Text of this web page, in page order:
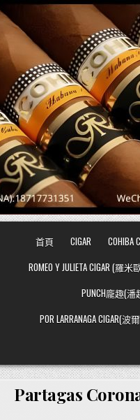
首頁 CIGAR
ROMEO Y JULIETA CIGAR (羅
PUNCH龐趣(潘
POR LARRANAGA CIGAR(
Partagas